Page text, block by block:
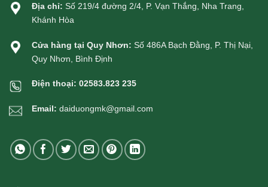
Địa chỉ: Số 219/4 đường 2/4, P. Vạn Thắng, Nha Trang,
Khánh Hòa
Cửa hàng tại Quy Nhơn: Số 486A Bạch Đằng, P. Thị Nại,
Quy Nhơn, Bình Định
Điện thoại: 02583.823 235
Email: daiduongmk@gmail.com